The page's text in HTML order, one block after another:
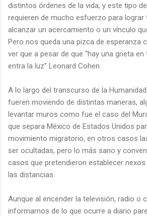
distintos órdenes de la vida, y este tipo
requieren de mucho esfuerzo para lograr
alcanzar un acercamiento o un vínculo
Pero nos queda una pizca de esperanza
ver que a pesar de que “hay una grieta
entra la luz” Leonard Cohen
A lo largo del transcurso de la
fueren moviendo de distintas maneras,
levantar muros como fue el caso del
que separa México de Estados Unidos
movimiento migratorio, en otros casos
ser ocultadas, pero lo más sano y
casos que pretendieron establecer
las distancias.
Aunque al encender la televisión, radio o
informarnos de lo que ocurre a diario